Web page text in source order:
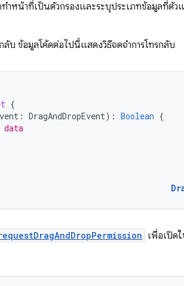
ทำหน้าที่เป็นตัวกรองและระบุประเภทข้อมูลที่ตั
บ ข้อมูลโค้ดต่อไปนี้แสดงวิธีจดจําการโทรกลับ
{
: DragAndDropEvent): Boolean {
data
เพื่อเปิด